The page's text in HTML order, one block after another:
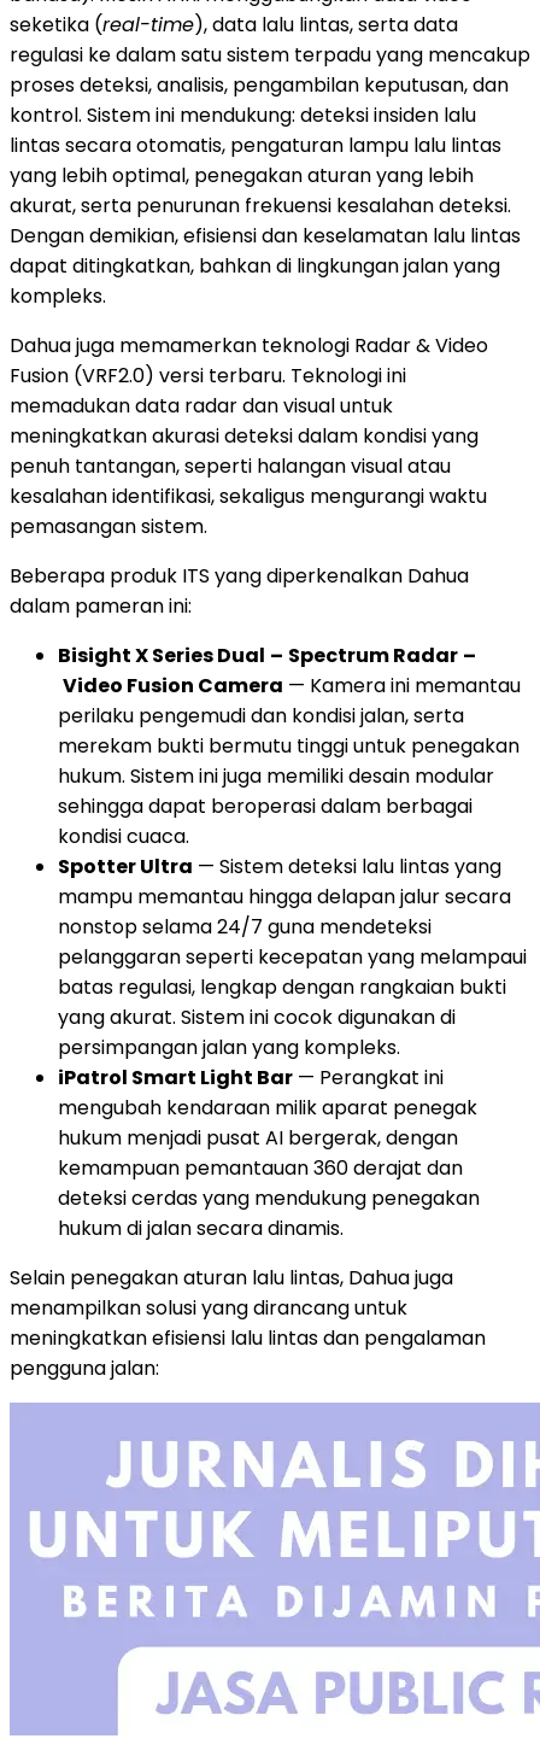
seketika (real-time), data lalu lintas, serta data
regulasi ke dalam satu sistem terpadu yang mencakup
proses deteksi, analisis, pengambilan keputusan, dan
kontrol. Sistem ini mendukung: deteksi insiden lalu
lintas secara otomatis, pengaturan lampu lalu lintas
yang lebih optimal, penegakan aturan yang lebih
akurat, serta penurunan frekuensi kesalahan deteksi.
Dengan demikian, efisiensi dan keselamatan lalu lintas
dapat ditingkatkan, bahkan di lingkungan jalan yang
kompleks.
Dahua juga memamerkan teknologi Radar & Video
Fusion (VRF2.0) versi terbaru. Teknologi ini
memadukan data radar dan visual untuk
meningkatkan akurasi deteksi dalam kondisi yang
penuh tantangan, seperti halangan visual atau
kesalahan identifikasi, sekaligus mengurangi waktu
pemasangan sistem.
Beberapa produk ITS yang diperkenalkan Dahua
dalam pameran ini:
Bisight X Series Dual – Spectrum Radar –
Video Fusion Camera — Kamera ini memantau
perilaku pengemudi dan kondisi jalan, serta
merekam bukti bermutu tinggi untuk penegakan
hukum. Sistem ini juga memiliki desain modular
sehingga dapat beroperasi dalam berbagai
kondisi cuaca.
Spotter Ultra — Sistem deteksi lalu lintas yang
mampu memantau hingga delapan jalur secara
nonstop selama 24/7 guna mendeteksi
pelanggaran seperti kecepatan yang melampaui
batas regulasi, lengkap dengan rangkaian bukti
yang akurat. Sistem ini cocok digunakan di
persimpangan jalan yang kompleks.
iPatrol Smart Light Bar — Perangkat ini
mengubah kendaraan milik aparat penegak
hukum menjadi pusat AI bergerak, dengan
kemampuan pemantauan 360 derajat dan
deteksi cerdas yang mendukung penegakan
hukum di jalan secara dinamis.
Selain penegakan aturan lalu lintas, Dahua juga
menampilkan solusi yang dirancang untuk
meningkatkan efisiensi lalu lintas dan pengalaman
pengguna jalan: